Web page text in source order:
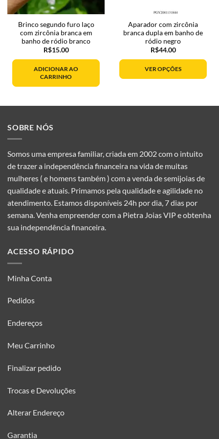
Brinco segundo furo laço
com zircônia branca em
banho de ródio branco
R$15.00
ADICIONAR AO
CARRINHO
Aparador com zircônia
branca dupla em banho de
ródio negro
R$44.00
VER OPÇÕES
opções
podem
escolhidas
na
página
do
SOBRE NÓS
Somos uma empresa familiar, criada em 2002 com o intuito
de trazer a independência financeira na vida de muitas
mulheres ( e homens também ) com a venda de semijoias de
qualidade e atuais. Primamos pela qualidade e agilidade no
atendimento. Estamos disponíveis 24h por dia, 7 dias por
semana. Venha empreender com a Pietra Joias VIP e obtenha
sua independência financeira.
ACESSO RÁPIDO
Minha Conta
Pedidos
Endereços
Meu Carrinho
Finalizar pedido
Trocas e Devoluções
Alterar Endereço
Garantia